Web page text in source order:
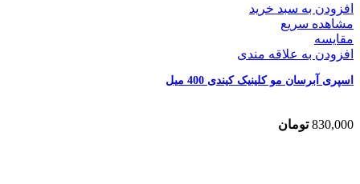
افزودن به سبد خرید
مشاهده سریع
مقایسه
افزودن به علاقه مندی
اسپری آبرسان مو کلینیک کیندی 400 میل
830,000 تومان